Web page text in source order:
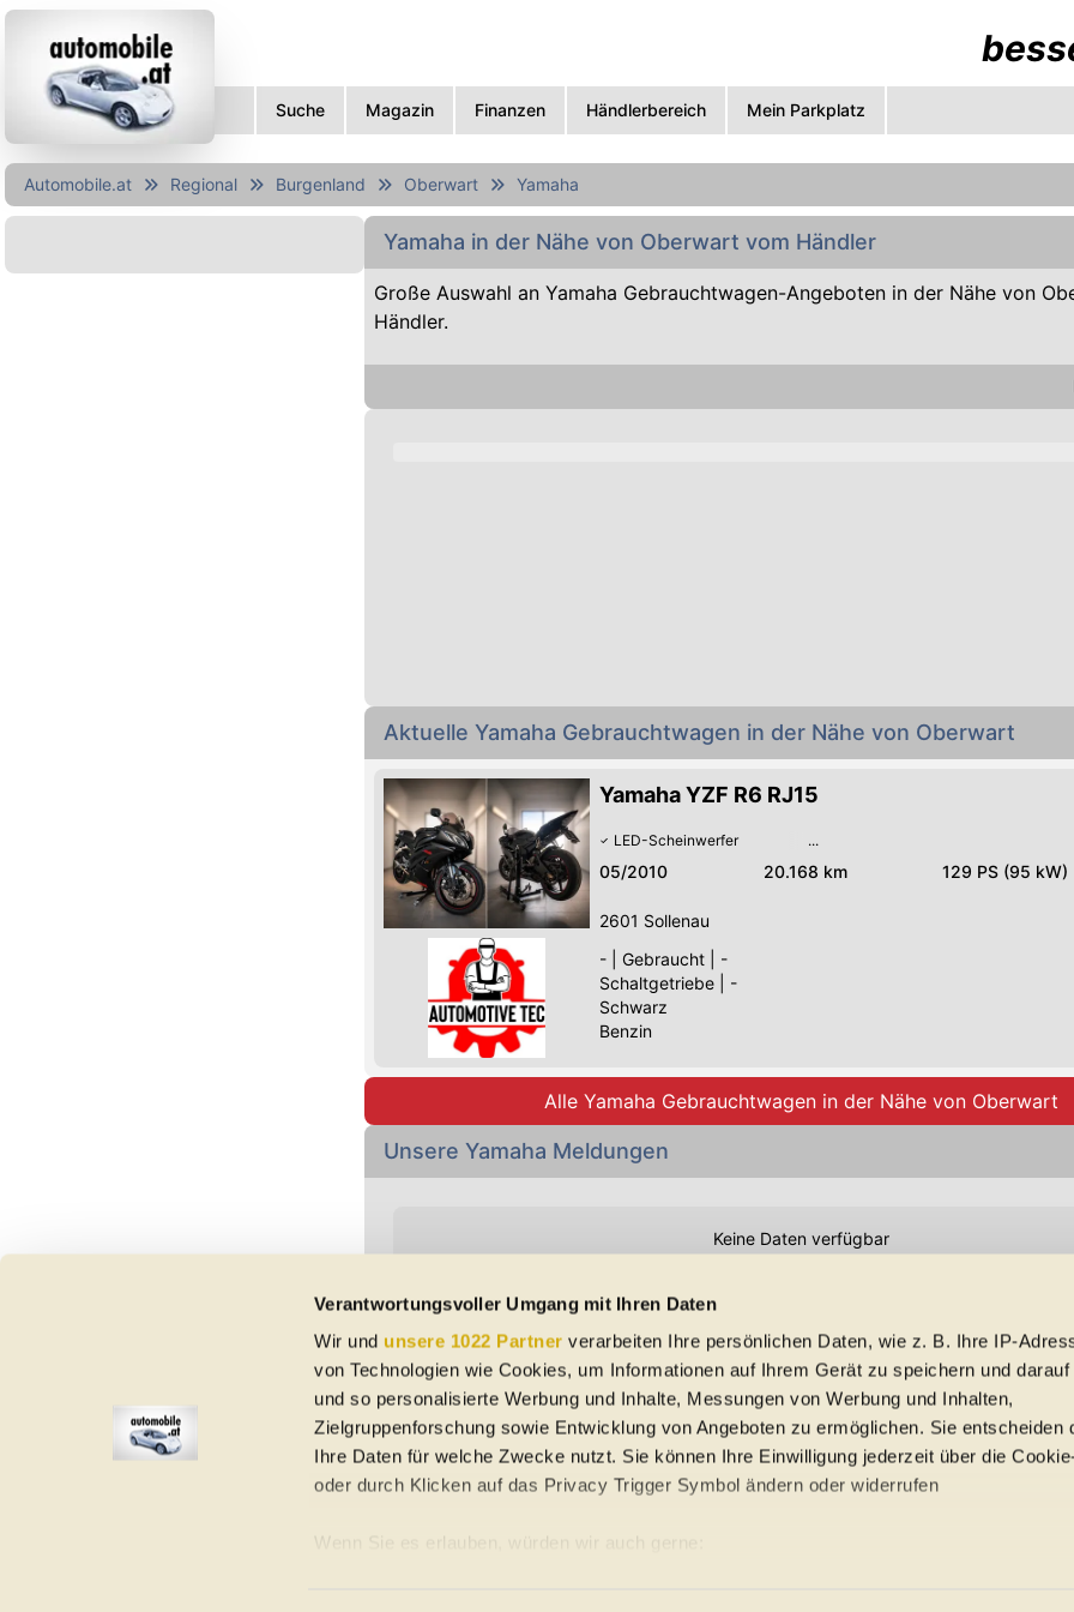
Verantwortungsvoller Umgang mit Ihren Daten
Wir und unsere 1022 Partner verarbeiten Ihre persönlichen Daten, wie z. B. Ihre IP-
von Technologien wie Cookies, um Informationen auf Ihrem Gerät zu speichern und
und so personalisierte Werbung und Inhalte, Messungen von Werbung und Inhalten,
Zielgruppenforschung sowie Entwicklung von Angeboten zu ermöglichen. Sie entscheiden
Ihre Daten für welche Zwecke nutzt. Sie können Ihre Einwilligung jederzeit über die
oder durch Klicken auf das Privacy Trigger Symbol ändern oder widerrufen
Wenn Sie es erlauben, würden wir auch gerne:
Suche Magazin Finanzen Händlerbereich Mein Parkplatz
Automobile.at Regional Burgenland Oberwart Yamaha
Yamaha in der Nähe von Oberwart vom Händler
Große Auswahl an Yamaha Gebrauchtwagen-Angeboten in der Nähe von
Händler.
Aktuelle Yamaha Gebrauchtwagen in der Nähe von Oberwart
Yamaha YZF R6 RJ15
LED-Scheinwerfer
05/2010 20.168 km 129 PS (95 kW)
2601 Sollenau
-
Gebraucht
-
Schaltgetriebe
-
Schwarz
Benzin
Alle Yamaha Gebrauchtwagen in der Nähe von Oberwart
Unsere Yamaha Meldungen
Keine Daten verfügbar
Preisangaben in den Meldungen gelten für Deutschland. Quelle: Auto-News
Vorbehaltlich Irrtümer, Schreibfehler und Zwischenverkauf. Hinweis: Technische Daten,
etc. beziehen sich auf EU-Normen sowie auf Neuwagen. automobile.at übernimmt entsprechend
Nutzungsbedingungen keine Gewähr für die Richtigkeit der Angaben.